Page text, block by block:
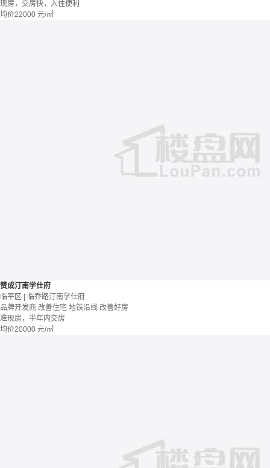
现房，交房快，入住便利
均价22000 元/㎡
赞成汀南学仕府
临平区 | 临乔路汀南学仕府
品牌开发商 改善住宅 地铁沿线 改善好房
准现房，半年内交房
均价20000 元/㎡